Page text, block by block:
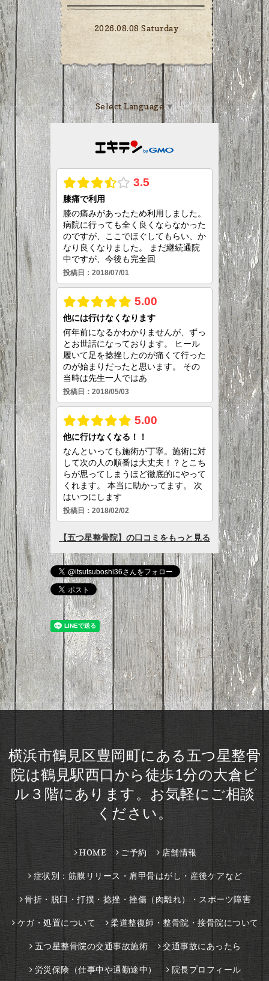
2026.08.08 Saturday
Select Language ▼
横浜市鶴見区豊岡町にある五つ星整骨
院は鶴見駅西口から徒歩1分の大倉ビ
ル３階にあります。お気軽にご相談
ください。
HOME ご予約 店舗情報
症状別：筋膜リリース・肩甲骨はがし・産後ケアなど
骨折・脱臼・打撲・捻挫・挫傷（肉離れ）・スポーツ障害
ケガ・処置について 柔道整復師・整骨院・接骨院について
五つ星整骨院の交通事故施術 交通事故にあったら
労災保険（仕事中や通勤途中） 院長プロフィール